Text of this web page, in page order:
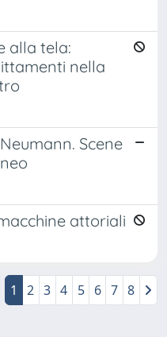
alla tela:
nella
Scene
attoriali
1 2 3 4 5 6 7 8